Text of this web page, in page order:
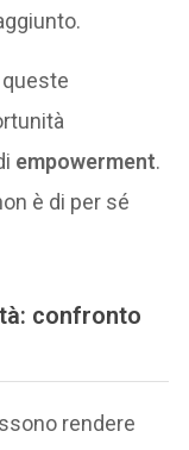
empowerment.
è di per sé
confronto
rendere